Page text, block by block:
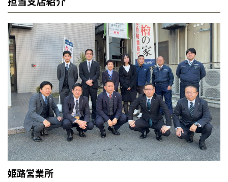
姫路営業所